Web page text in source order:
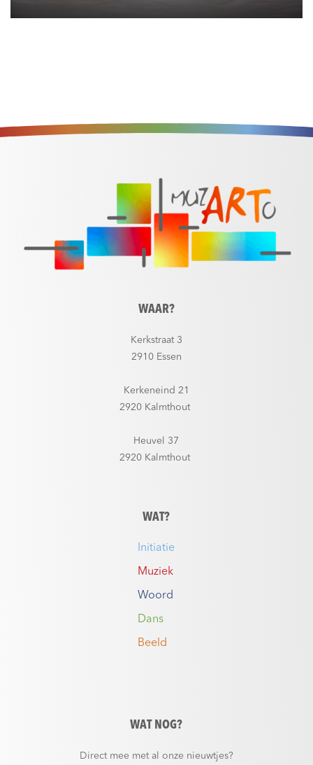
WAAR?
Kerkstraat 3
2910 Essen
Kerkeneind 21
2920 Kalmthout
Heuvel 37
2920 Kalmthout
WAT?
Initiatie
Muziek
Woord
Dans
Beeld
WAT NOG?
Direct mee met al onze nieuwtjes?